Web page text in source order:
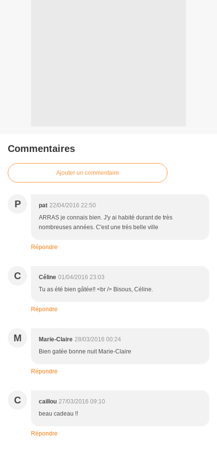
Commentaires
Ajouter un commentaire
P pat 22/04/2016 22:50
ARRAS je connais bien. J'y ai habité durant de très
nombreuses années. C'est une très belle ville
Répondre
C Céline 01/04/2016 23:03
Tu as été bien gâtée!! <br /> Bisous, Céline.
Répondre
M Marie-Claire 28/03/2016 00:24
Bien gatée bonne nuit Marie-Claire
Répondre
C caillou 27/03/2016 09:10
beau cadeau !!
Répondre